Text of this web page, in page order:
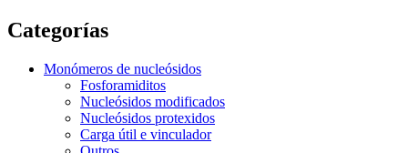
Categorías
Monómeros de nucleósidos
Fosforamiditos
Nucleósidos modificados
Nucleósidos protexidos
Carga útil e vinculador